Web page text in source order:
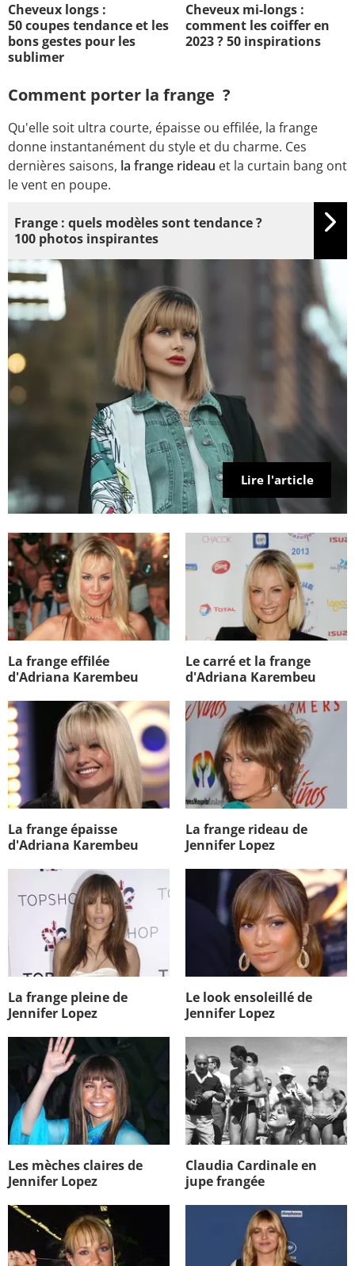
Cheveux longs :
50 coupes tendance et les
bons gestes pour les
sublimer
Cheveux mi-longs :
comment les coiffer en
2023 ? 50 inspirations
Comment porter la frange ?
Qu'elle soit ultra courte, épaisse ou effilée, la frange
donne instantanément du style et du charme. Ces
dernières saisons, la frange rideau et la curtain bang ont
le vent en poupe.
Lire l'article
Frange : quels modèles sont tendance ?
100 photos inspirantes
La frange effilée
d'Adriana Karembeu
Le carré et la frange
d'Adriana Karembeu
La frange épaisse
d'Adriana Karembeu
La frange rideau de
Jennifer Lopez
La frange pleine de
Jennifer Lopez
Le look ensoleillé de
Jennifer Lopez
Les mèches claires de
Jennifer Lopez
Claudia Cardinale en
jupe frangée